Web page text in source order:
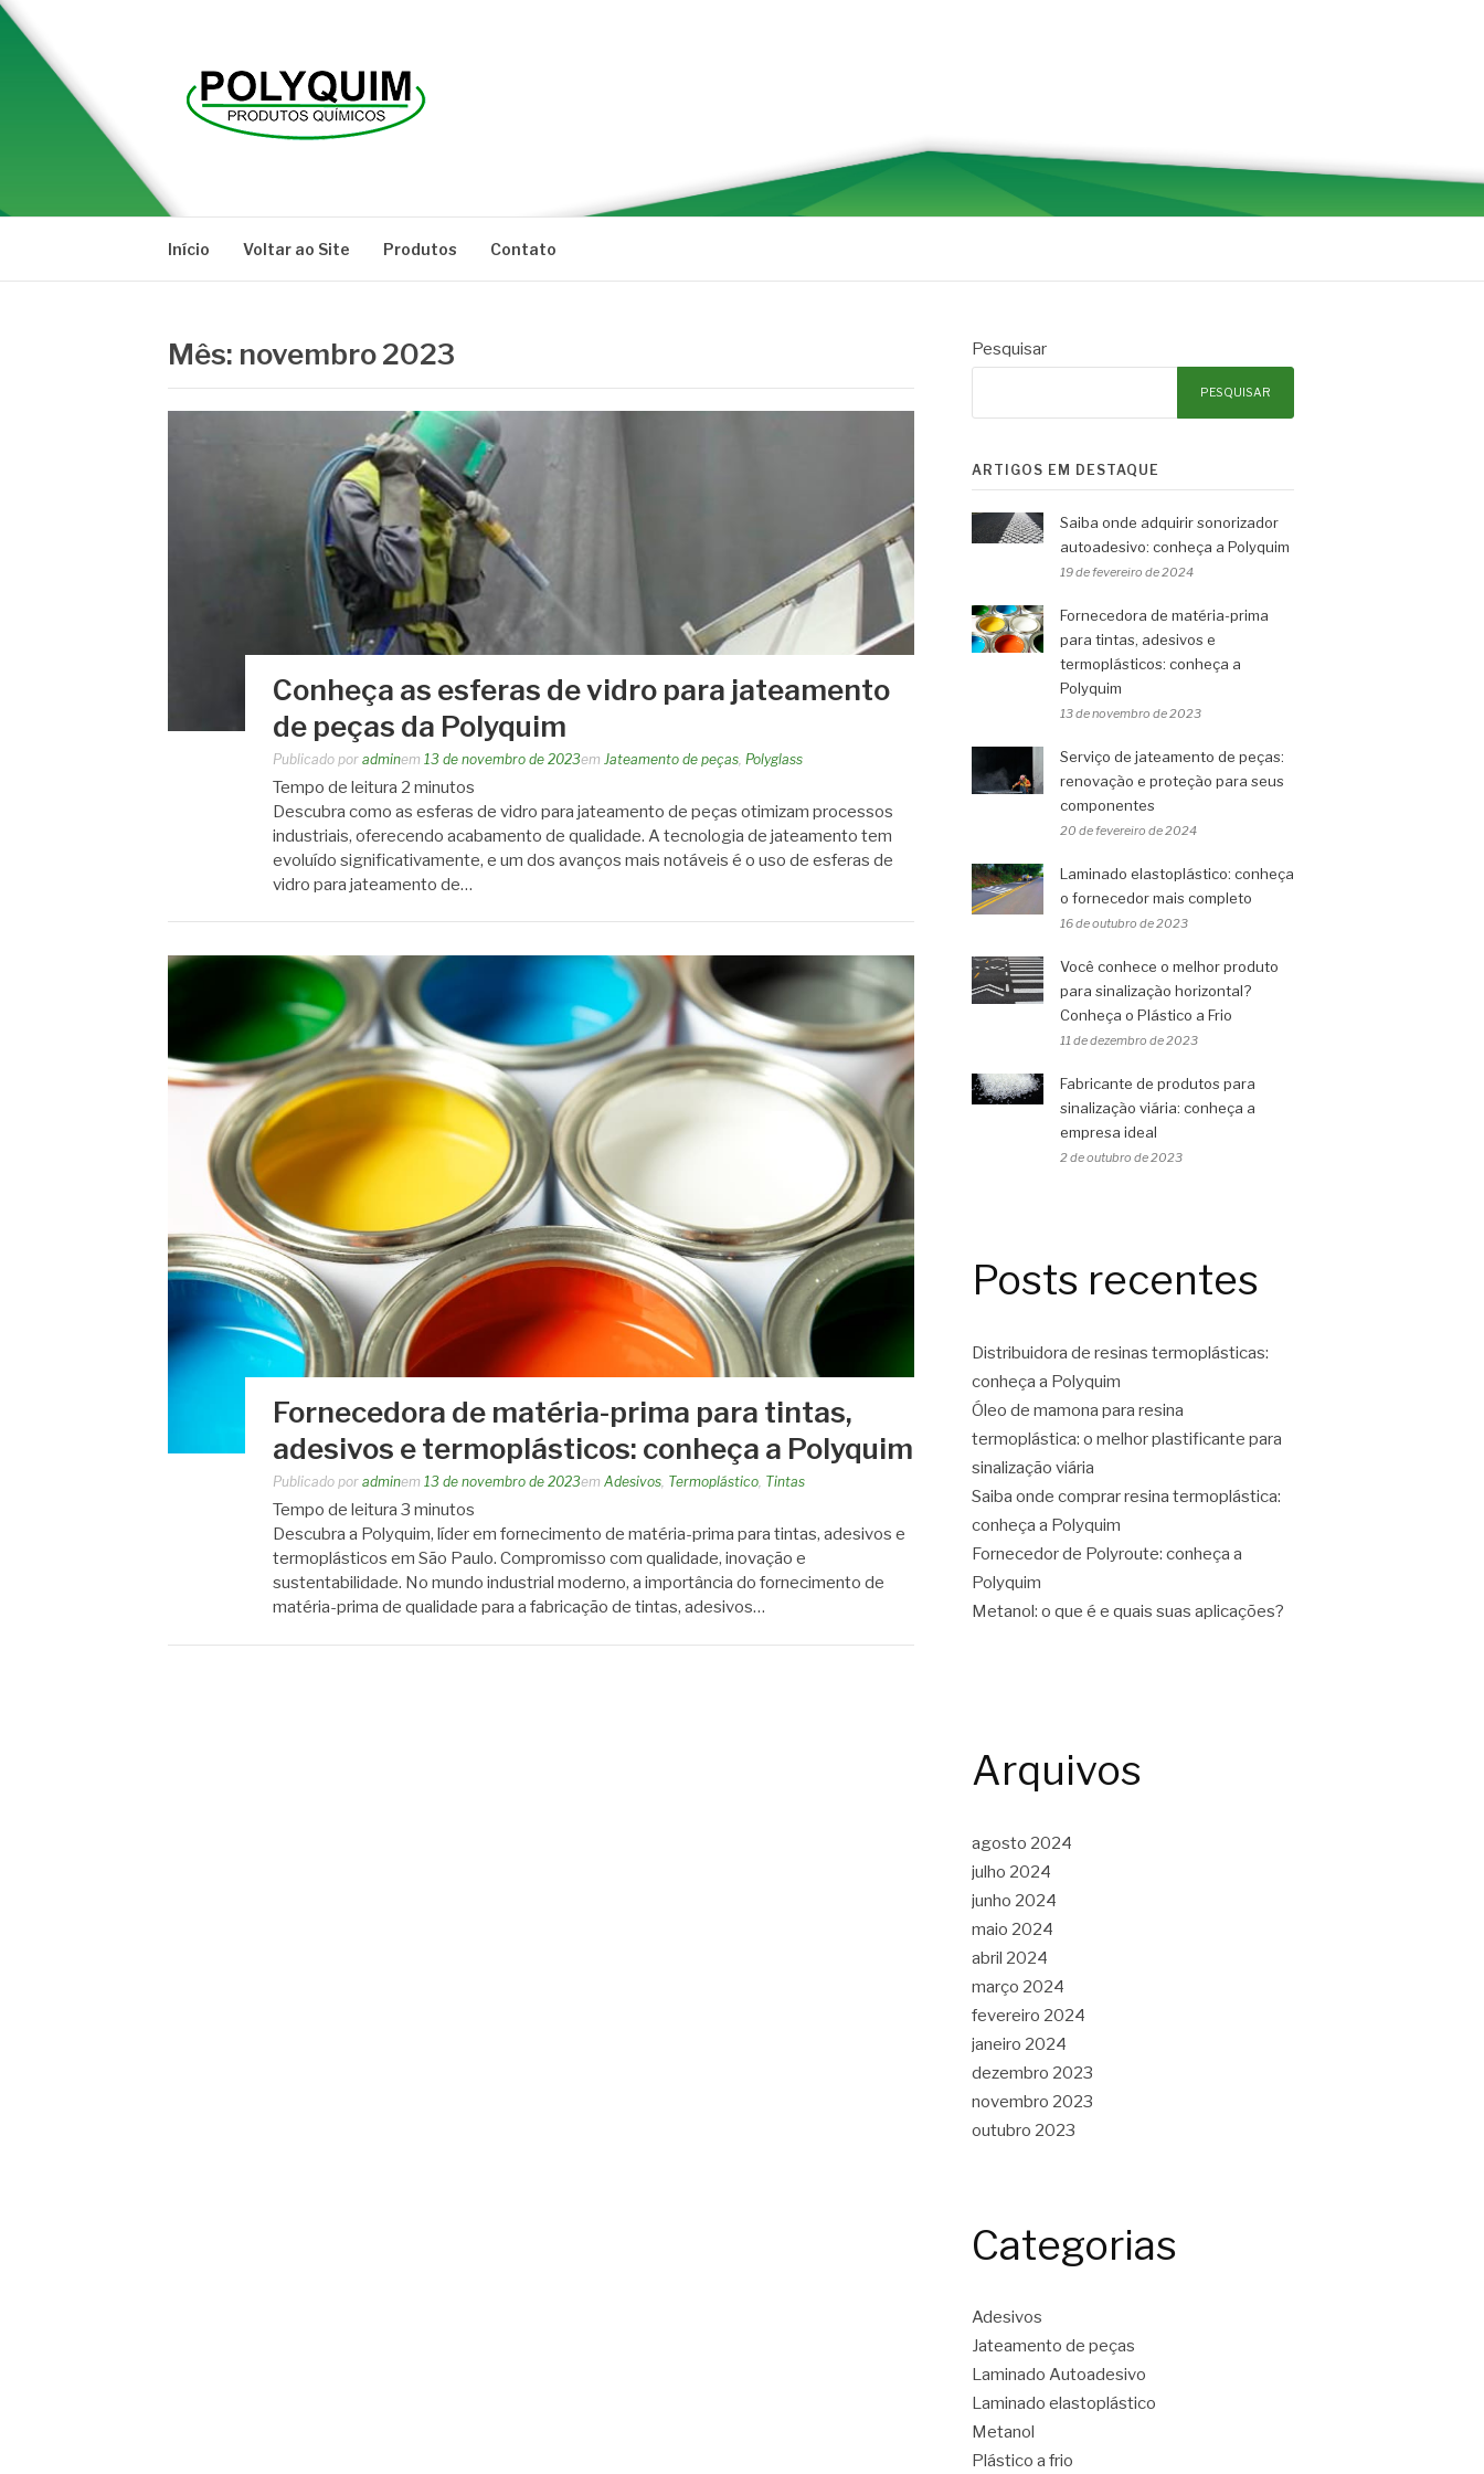
Pular
para
conteúdo
Início Voltar ao Site Produtos Contato
Mês: novembro 2023
Conheça as esferas de vidro para jateamento
de peças da Polyquim
Publicado por adminem 13 de novembro de 2023em Jateamento de peças Polyglass
Tempo de leitura 2 minutos
Descubra como as esferas de vidro para jateamento de peças otimizam processos
industriais, oferecendo acabamento de qualidade. A tecnologia de jateamento tem
evoluído significativamente, e um dos avanços mais notáveis é o uso de esferas de
vidro para jateamento de…
Fornecedora de matéria-prima para tintas,
adesivos e termoplásticos: conheça a Polyquim
Publicado por adminem 13 de novembro de 2023em Adesivos, Termoplástico, Tintas
Tempo de leitura 3 minutos
Descubra a Polyquim, líder em fornecimento de matéria-prima para tintas, adesivos e
termoplásticos em São Paulo. Compromisso com qualidade, inovação e
sustentabilidade. No mundo industrial moderno, a importância do fornecimento de
matéria-prima de qualidade para a fabricação de tintas, adesivos…
Pesquisar
PESQUISAR
ARTIGOS EM DESTAQUE
Saiba onde adquirir sonorizador
autoadesivo: conheça a Polyquim
19 de fevereiro de 2024
Fornecedora de matéria-prima
para tintas, adesivos e
termoplásticos: conheça a
Polyquim
13 de novembro de 2023
Serviço de jateamento de peças:
renovação e proteção para seus
componentes
20 de fevereiro de 2024
Laminado elastoplástico: conheça
o fornecedor mais completo
16 de outubro de 2023
Você conhece o melhor produto
para sinalização horizontal?
Conheça o Plástico a Frio
11 de dezembro de 2023
Fabricante de produtos para
sinalização viária: conheça a
empresa ideal
2 de outubro de 2023
Posts recentes
Distribuidora de resinas termoplásticas:
conheça a Polyquim
Óleo de mamona para resina
termoplástica: o melhor plastificante para
sinalização viária
Saiba onde comprar resina termoplástica:
conheça a Polyquim
Fornecedor de Polyroute: conheça a
Polyquim
Metanol: o que é e quais suas aplicações?
Arquivos
agosto 2024
julho 2024
junho 2024
maio 2024
abril 2024
março 2024
fevereiro 2024
janeiro 2024
dezembro 2023
novembro 2023
outubro 2023
Categorias
Adesivos
Jateamento de peças
Laminado Autoadesivo
Laminado elastoplástico
Metanol
Plástico a frio